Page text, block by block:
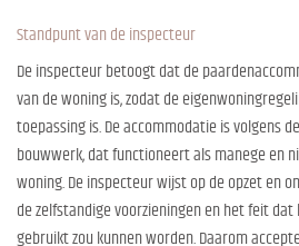
Standpunt van de inspecteur
De inspecteur betoogt dat de
van de woning is, zodat de
toepassing is. De accommodatie is volgens
bouwwerk, dat functioneert als manege en
woning. De inspecteur wijst op de opzet en
de zelfstandige voorzieningen en het feit
gebruikt zou kunnen worden. Daarom